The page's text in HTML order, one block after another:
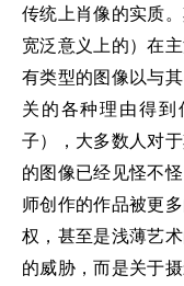
传统上肖像的实质
宽泛意义上的）在
有类型的图像以与
关的各种理由得
子），大多数人对
的图像已经见怪不
师创作的作品被更
权，甚至是浅薄艺
的威胁，而是关于